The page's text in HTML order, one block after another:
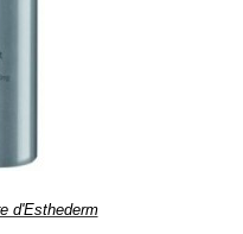
d'Esthederm